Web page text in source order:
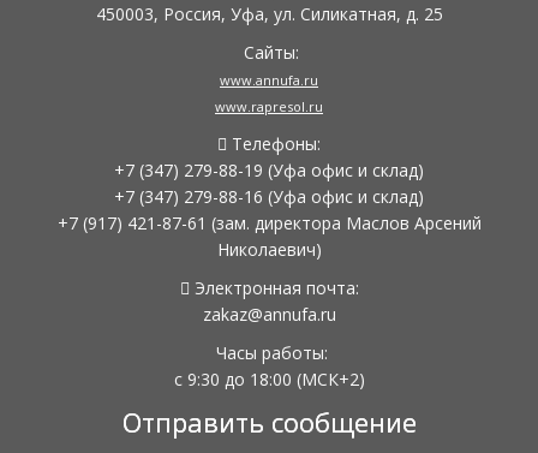
450003, Россия, Уфа, ул. Силикатная, д. 25
Сайты:
www.annufa.ru
www.rapresol.ru
Телефоны:
+7 (347) 279-88-19 (Уфа офис и склад)
+7 (347) 279-88-16 (Уфа офис и склад)
+7 (917) 421-87-61 (зам. директора Маслов Арсений
Николаевич)
Электронная почта:
zakaz@annufa.ru
Часы работы:
с 9:30 до 18:00 (МСК+2)
Отправить сообщение